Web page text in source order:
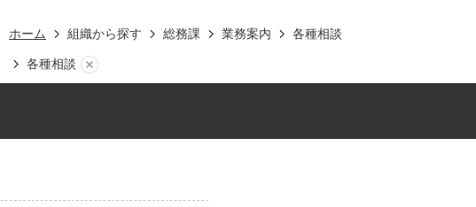
ホーム 組織から探す 総務課 業務案内 各種相談
各種相談